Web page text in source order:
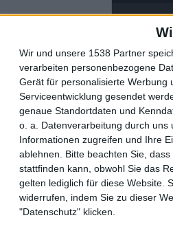
Wir und unsere 1538 Partner
verarbeiten personenbezogene
Gerät für personalisierte Werbung
Serviceentwicklung gesendet
genaue Standortdaten und
o. a. Datenverarbeitung durch uns
Informationen zugreifen und Ihre
ablehnen.
Bitte beachten Sie,
stattfinden kann, obwohl Sie das
gelten lediglich für diese Website.
widerrufen, indem Sie zu dieser
"Datenschutz" klicken.
Nach
von
Nach
Mirror
8/10
Xandria
Eclipse